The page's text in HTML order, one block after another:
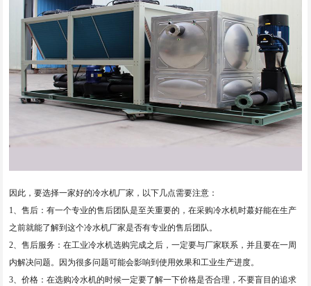
因此，要选择一家好的冷水机厂家，以下几点需要注意：
1、售后：有一个专业的售后团队是至关重要的，在采购冷水机时蕞好能在生产
之前就能了解到这个冷水机厂家是否有专业的售后团队。
2、售后服务：在工业冷水机选购完成之后，一定要与厂家联系，并且要在一周
内解决问题。因为很多问题可能会影响到使用效果和工业生产进度。
3、价格：在选购冷水机的时候一定要了解一下价格是否合理，不要盲目的追求